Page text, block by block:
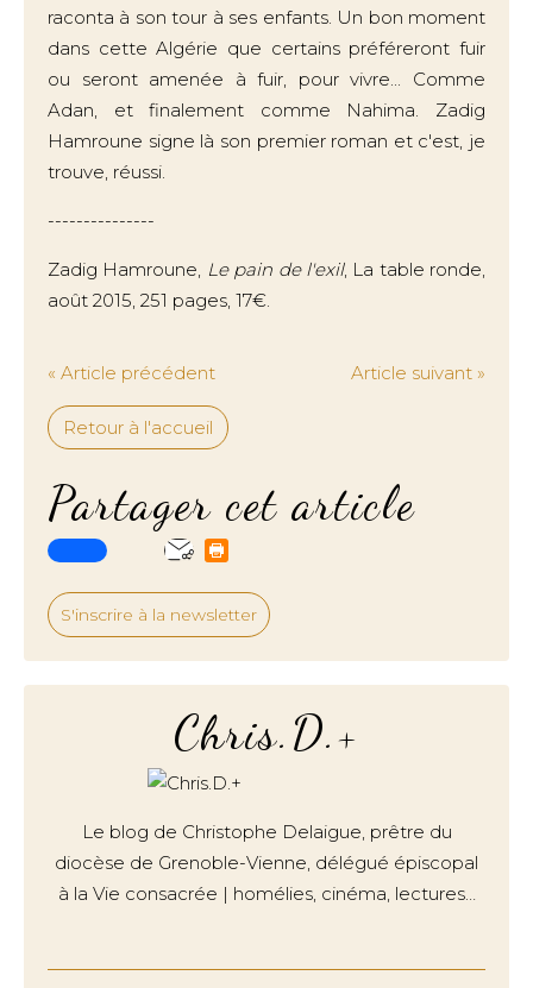
raconta à son tour à ses enfants. Un bon moment
dans cette Algérie que certains préféreront fuir
ou seront amenée à fuir, pour vivre... Comme
Adan, et finalement comme Nahima. Zadig
Hamroune signe là son premier roman et c'est, je
trouve, réussi.
---------------
Zadig Hamroune, Le pain de l'exil, La table ronde,
août 2015, 251 pages, 17€.
« Article précédent Article suivant »
Retour à l'accueil
Partager cet article
S'inscrire à la newsletter
Chris.D.+
Le blog de Christophe Delaigue, prêtre du
diocèse de Grenoble-Vienne, délégué épiscopal
à la Vie consacrée | homélies, cinéma, lectures…